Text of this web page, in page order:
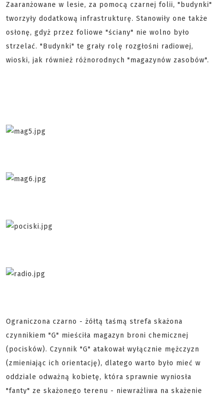
Zaaranżowane w lesie, za pomocą czarnej folii, "budynki"
tworzyły dodatkową infrastrukturę. Stanowiły one także
osłonę, gdyż przez foliowe "ściany" nie wolno było
strzelać. "Budynki" te grały rolę rozgłośni radiowej,
wioski, jak również różnorodnych "magazynów zasobów".
Ograniczona czarno - żółtą taśmą strefa skażona
czynnikiem "G" mieściła magazyn broni chemicznej
(pocisków). Czynnik "G" atakował wyłącznie mężczyzn
(zmieniając ich orientację), dlatego warto było mieć w
oddziale odważną kobietę, która sprawnie wyniosła
"fanty" ze skażonego terenu - niewrażliwa na skażenie